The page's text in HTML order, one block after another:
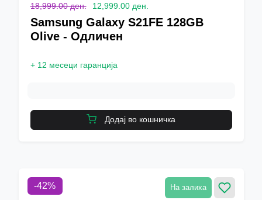
18,999.00 ден. 12,999.00 ден.
Samsung Galaxy S21FE 128GB
Olive - Одличен
+ 12 месеци гаранција
Додај во кошничка
-42% На залиха